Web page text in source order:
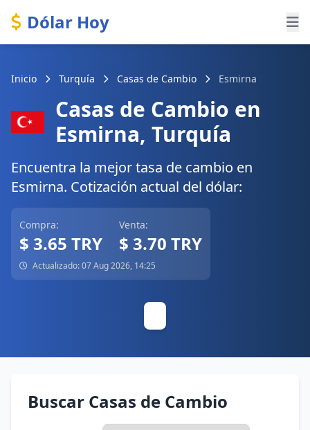
Dólar Hoy
Inicio Turquía Casas de Cambio Esmirna
Casas de Cambio en
Esmirna, Turquía
Encuentra la mejor tasa de cambio en
Esmirna. Cotización actual del dólar:
Compra:
$ 3.65 TRY
Venta:
$ 3.70 TRY
Actualizado: 07 Aug 2026, 14:25
Buscar Casas de Cambio